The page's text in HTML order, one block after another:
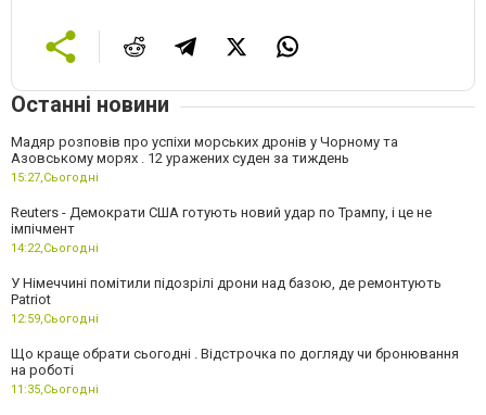
Останні новини
Мадяр розповів про успіхи морських дронів у Чорному та
Азовському морях . 12 уражених суден за тиждень
15:27,Сьогодні
Reuters - Демократи США готують новий удар по Трампу, і це не
імпічмент
14:22,Сьогодні
У Німеччині помітили підозрілі дрони над базою, де ремонтують
Patriot
12:59,Сьогодні
Що краще обрати сьогодні . Відстрочка по догляду чи бронювання
на роботі
11:35,Сьогодні